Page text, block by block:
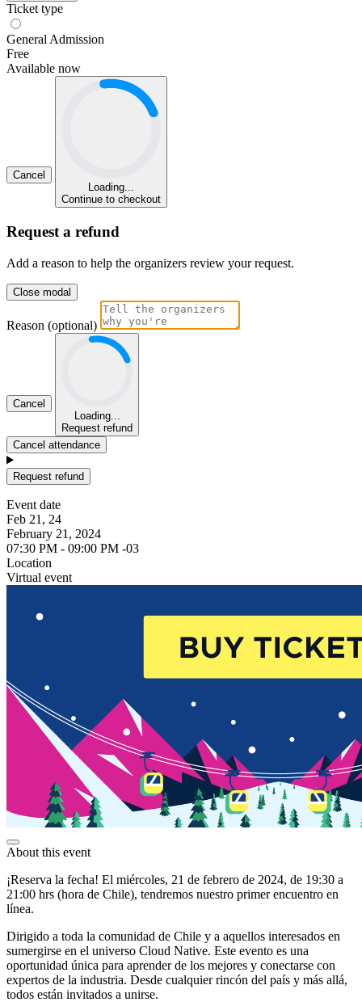
Ticket type
General Admission
Free
Available now
Cancel
Loading...
Continue to checkout
Request a refund
Add a reason to help the organizers review your request.
Close modal
Reason (optional)
Cancel
Loading...
Request refund
Cancel attendance
Request refund
Event date
Feb 21, 24
February 21, 2024
07:30 PM - 09:00 PM -03
Location
Virtual event
About this event
¡Reserva la fecha! El miércoles, 21 de febrero de 2024, de 19:30 a
21:00 hrs (hora de Chile), tendremos nuestro primer encuentro en
línea.
Dirigido a toda la comunidad de Chile y a aquellos interesados en
sumergirse en el universo Cloud Native. Este evento es una
oportunidad única para aprender de los mejores y conectarse con
expertos de la industria. Desde cualquier rincón del país y más allá,
todos están invitados a unirse.